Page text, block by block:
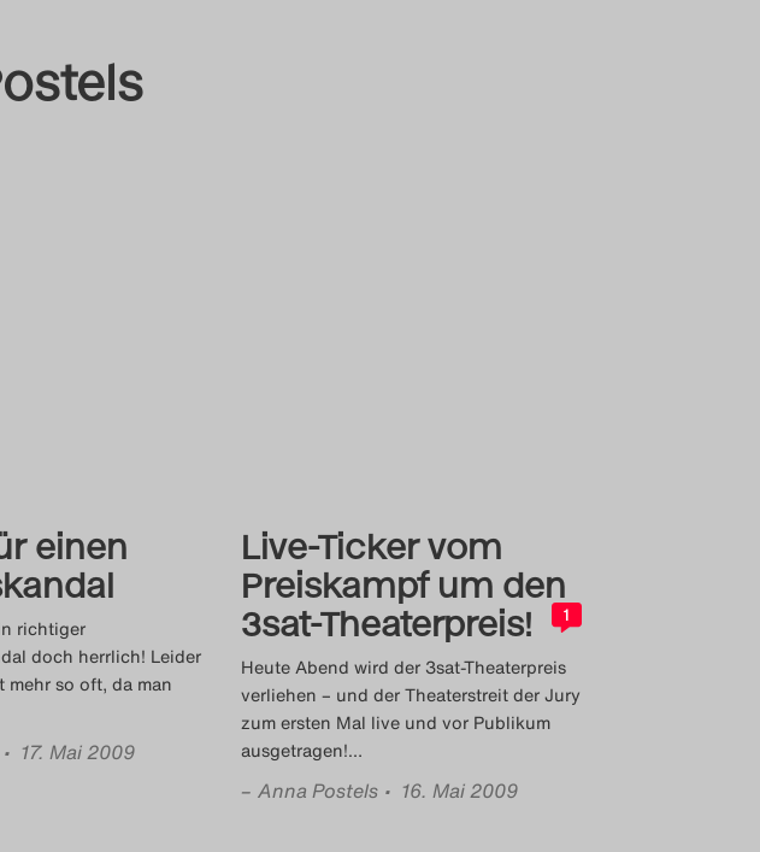
einen
richtiger
doch herrlich! Leider
mehr so oft, da man
• 17. Mai 2009
Live-Ticker vom
Preiskampf um den
3sat-Theaterpreis!
1
Heute Abend wird der 3sat-Theaterpreis
verliehen – und der Theaterstreit der Jury
zum ersten Mal live und vor Publikum
ausgetragen!…
– Anna Postels • 16. Mai 2009